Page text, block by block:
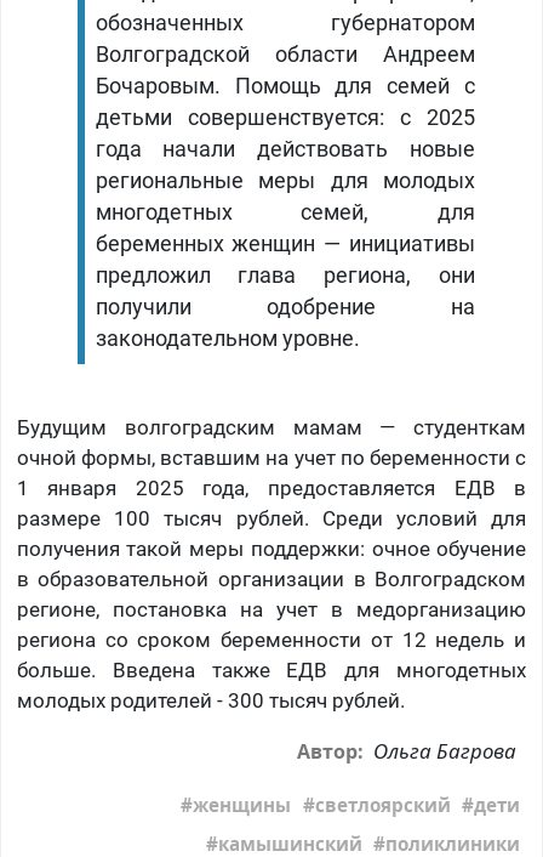
обозначенных губернатором
Волгоградской области Андреем
Бочаровым. Помощь для семей с
детьми совершенствуется: с 2025
года начали действовать новые
региональные меры для молодых
многодетных семей, для
беременных женщин — инициативы
предложил глава региона, они
получили одобрение на
законодательном уровне.
Будущим волгоградским мамам — студенткам
очной формы, вставшим на учет по беременности с
1 января 2025 года, предоставляется ЕДВ в
размере 100 тысяч рублей. Среди условий для
получения такой меры поддержки: очное обучение
в образовательной организации в Волгоградском
регионе, постановка на учет в медорганизацию
региона со сроком беременности от 12 недель и
больше. Введена также ЕДВ для многодетных
молодых родителей - 300 тысяч рублей.
Автор: Ольга Багрова
женщины светлоярский
дети
камышинский
поликлиники